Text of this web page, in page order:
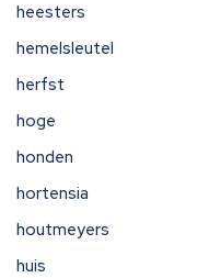
heesters
hemelsleutel
herfst
hoge
honden
hortensia
houtmeyers
huis